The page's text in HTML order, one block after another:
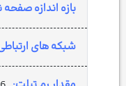
بازه اندازه
شبکه های